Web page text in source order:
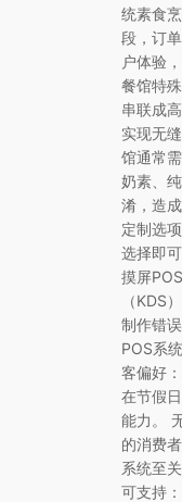
统素食
段，订
户体验
餐馆特
串联成
实现无
馆通常
奶素、
淆，造
定制选
选择即
摸屏
（KDS
制作错
POS系
客偏好
在节假
能力。
的消费
系统至
可支持